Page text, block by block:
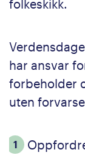
folkeskikk.
har ansvar
forbeholder
uten